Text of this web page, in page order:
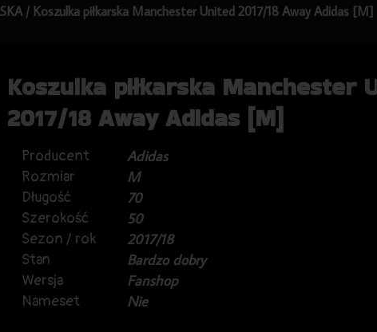
/ Koszulka piłkarska Manchester United 2017/18 Away Adidas [M]
Koszulka piłkarska Manchester
2017/18 Away Adidas [M]
Producent
Adidas
Rozmiar
M
Długość
70
Szerokość
50
Sezon / rok
2017/18
Stan
Bardzo dobry
Wersja
Fanshop
Nameset
Nie